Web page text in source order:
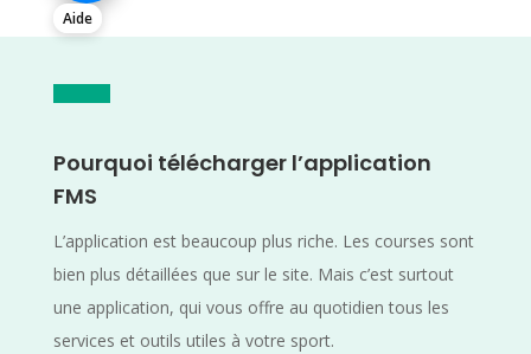
Aide
Pourquoi télécharger l’application
FMS
L’application est beaucoup plus riche. Les courses sont
bien plus détaillées que sur le site. Mais c’est surtout
une application, qui vous offre au quotidien tous les
services et outils utiles à votre sport.